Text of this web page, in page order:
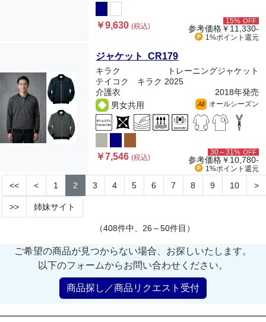
￥9,630(税込)
15% OFF
参考価格￥11,330-
1%ポイント 還元
ジャケット CR179
キラク
トレーニングジャケット
テイコク キラク 2025
介護衣
2018年発売
男女共用
All オールシーズン
￥7,546(税込)
30～31% OFF
参考価格￥10,780-
1%ポイント 還元
<< < 1 2 3 4 5 6 7 8 9 10 >
>> 姉妹サイト
（408件中、26～50件目）
ご希望の商品が見つからない場合、お探しいたします。
以下のフォームからお問い合わせください。
商品探し／商品リクエスト受付